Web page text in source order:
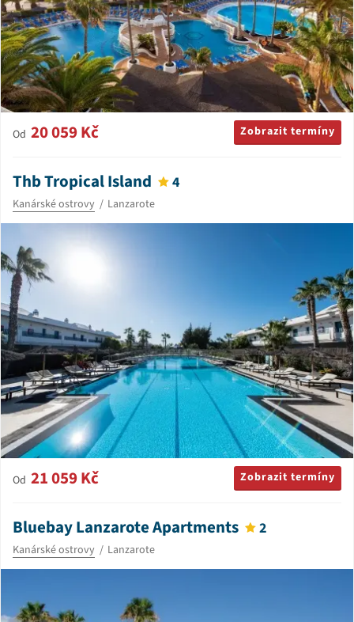
Od 20 059 Kč Zobrazit termíny
Thb Tropical Island 4
Kanárské ostrovy Lanzarote
Od 21 059 Kč Zobrazit termíny
Bluebay Lanzarote Apartments 2
Kanárské ostrovy Lanzarote